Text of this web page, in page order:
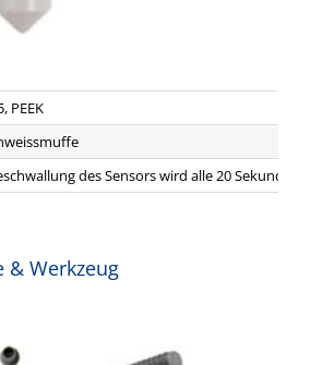
PEEK
des Sensors wird alle 20 Sekunden
& Werkzeug